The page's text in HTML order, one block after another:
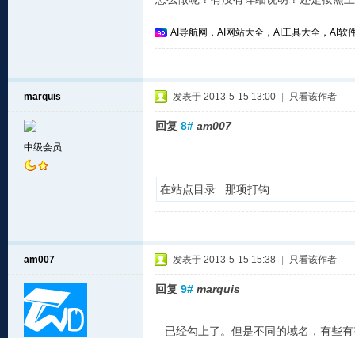
AI导航网，AI网站大全，AI工具大全，AI软
marquis
中级会员
发表于 2013-5-15 13:00 只看该作者
回复 8# am007
在站点目录 那项打钩
am007 发表于 2013-5-15 15:38 只看该作者
回复 9# marquis
已经勾上了。但是不同的域名，有些